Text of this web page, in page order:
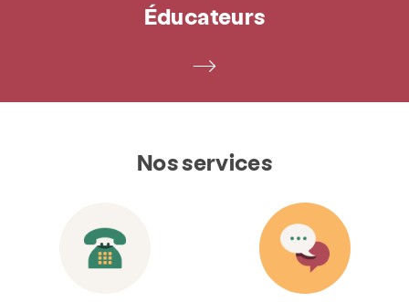
Éducateurs
Nos services